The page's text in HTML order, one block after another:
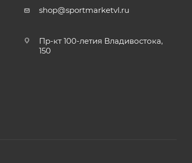
shop@sportmarketvl.ru
Пр-кт 100-летия Владивостока,
150